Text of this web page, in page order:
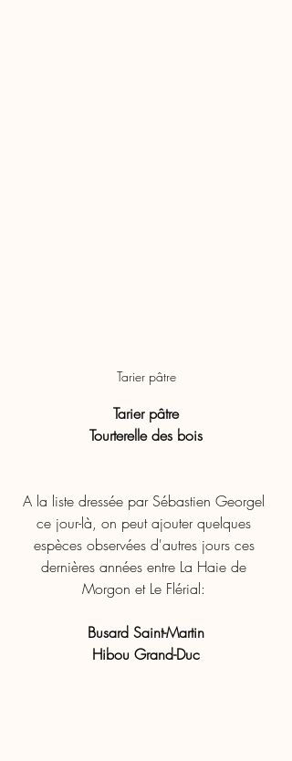
Tarier pâtre
Tarier pâtre
Tourterelle des bois
A la liste dressée par Sébastien Georgel
ce jour-là, on peut ajouter quelques
espèces observées d'autres jours ces
dernières années entre La Haie de
Morgon et Le Flérial:
Busard Saint-Martin
Hibou Grand-Duc